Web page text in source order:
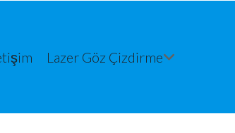
Lazer Göz Çizdirme